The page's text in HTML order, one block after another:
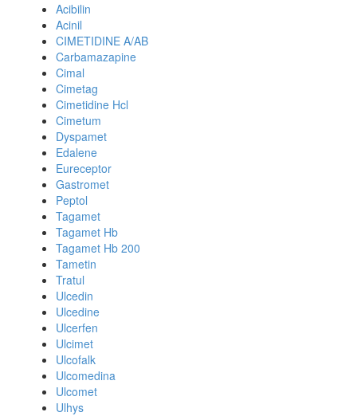
Acibilin
Acinil
CIMETIDINE A/AB
Carbamazapine
Cimal
Cimetag
Cimetidine Hcl
Cimetum
Dyspamet
Edalene
Eureceptor
Gastromet
Peptol
Tagamet
Tagamet Hb
Tagamet Hb 200
Tametin
Tratul
Ulcedin
Ulcedine
Ulcerfen
Ulcimet
Ulcofalk
Ulcomedina
Ulcomet
Ulhys